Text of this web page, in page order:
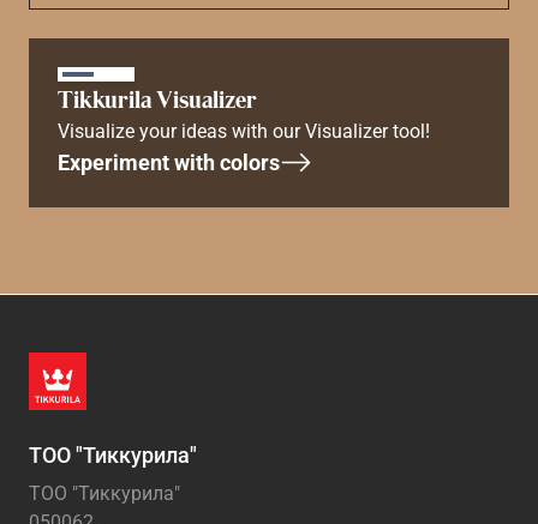
Tikkurila Visualizer
Visualize your ideas with our Visualizer tool!
Experiment with colors
ТОО "Тиккурила"
ТОО "Тиккурила"